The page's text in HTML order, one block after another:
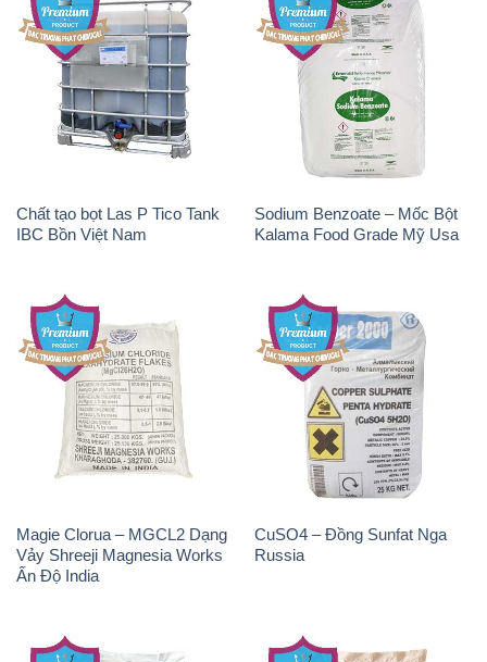
Chất tạo bọt Las P Tico Tank
IBC Bồn Việt Nam
Sodium Benzoate – Mốc Bột
Kalama Food Grade Mỹ Usa
Magie Clorua – MGCL2 Dạng
Vảy Shreeji Magnesia Works
Ấn Độ India
CuSO4 – Đồng Sunfat Nga
Russia